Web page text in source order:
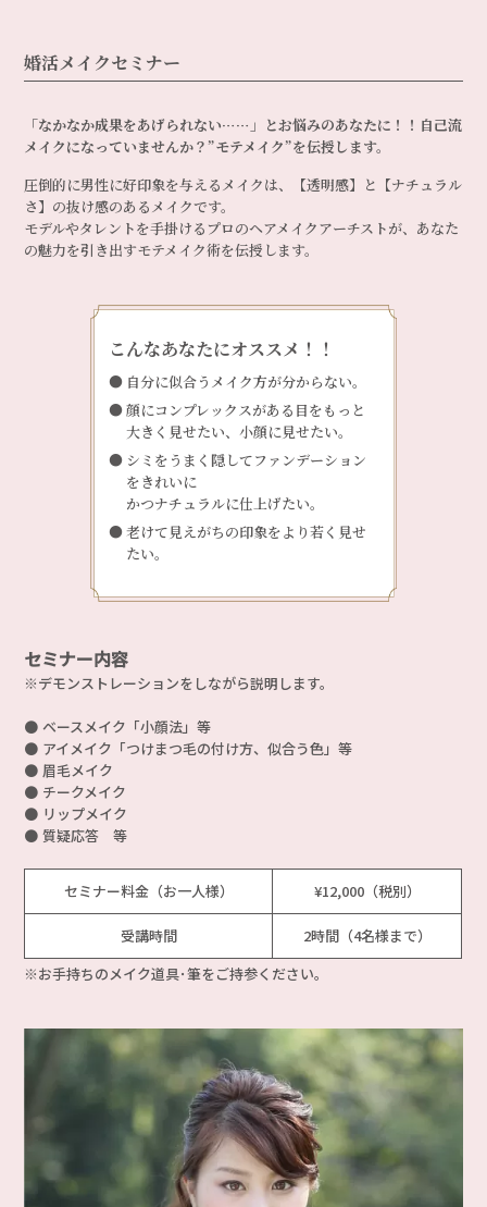
婚活メイクセミナー
「なかなか成果をあげられない……」とお悩みのあなたに！！自己流
メイクになっていませんか？”モテメイク”を伝授します。
圧倒的に男性に好印象を与えるメイクは、【透明感】と【ナチュラル
さ】の抜け感のあるメイクです。
モデルやタレントを手掛けるプロのヘアメイクアーチストが、あなた
の魅力を引き出すモテメイク術を伝授します。
こんなあなたにオススメ！！
自分に似合うメイク方が分からない。
顔にコンプレックスがある目をもっと
大きく見せたい、小顔に見せたい。
シミをうまく隠してファンデーション
をきれいに
かつナチュラルに仕上げたい。
老けて見えがちの印象をより若く見せ
たい。
セミナー内容
※デモンストレーションをしながら説明します。
ベースメイク「小顔法」等
アイメイク「つけまつ毛の付け方、似合う色」等
眉毛メイク
チークメイク
リップメイク
質疑応答 等
セミナー料金（お一人様） ¥12,000（税別）
受講時間
2時間（4名様まで）
※お手持ちのメイク道具･筆をご持参ください。